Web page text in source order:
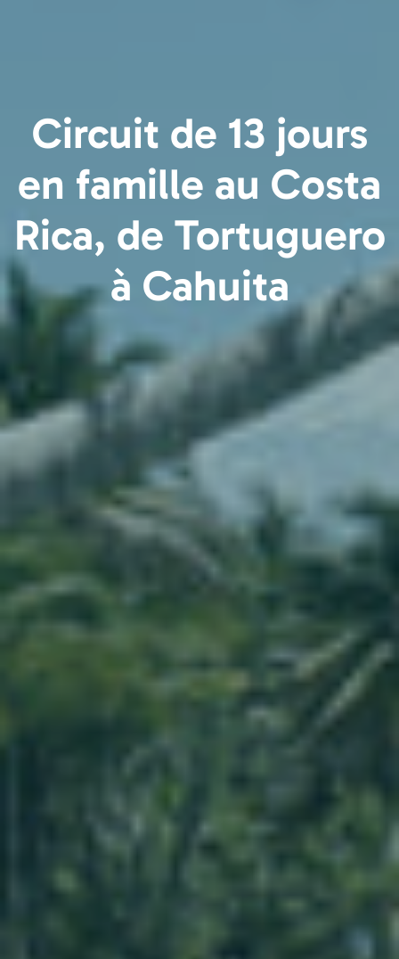
Circuit de 13 jours
en famille au Costa
Rica, de Tortuguero
à Cahuita